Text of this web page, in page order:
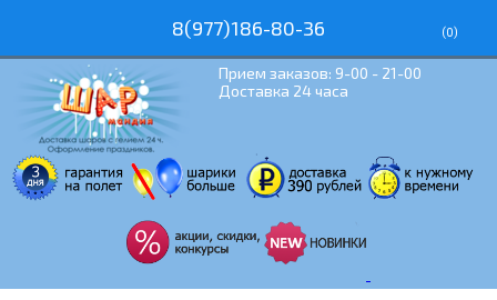
8(977)186-80-36 (0)
Прием заказов: 9-00 - 21-00
Доставка 24 часа